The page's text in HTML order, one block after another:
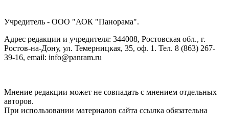
Учредитель - ООО "АОК "Панорама".
Адрес редакции и учредителя: 344008, Ростовская обл., г.
Ростов-на-Дону, ул. Темерницкая, 35, оф. 1. Тел. 8 (863) 267-
39-16, email: info@panram.ru
Мнение редакции может не совпадать с мнением отдельных
авторов.
При использовании материалов сайта ссылка обязательна